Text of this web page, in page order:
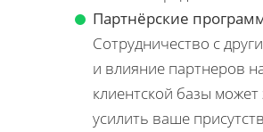
Партнёрские
Сотрудничество с
и влияние партнеров
клиентской базы
усилить ваше